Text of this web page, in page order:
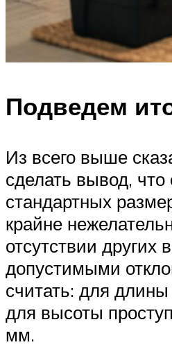
Подведем
Из всего выше
сделать вывод, что
стандартных
крайне
отсутствии других
допустимыми
считать: для
для высоты
мм.